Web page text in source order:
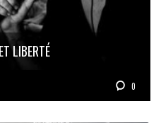
LIBERTÉ
0